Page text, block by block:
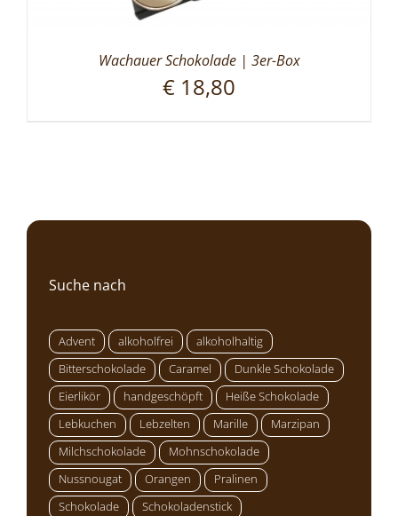
Wachauer Schokolade | 3er-Box
€ 18,80
Suche nach
Advent alkoholfrei
alkoholhaltig
Bitterschokolade
Caramel
Dunkle Schokolade
Eierlikör
handgeschöpft
Heiße Schokolade
Lebkuchen
Lebzelten Marille
Marzipan
Milchschokolade
Mohnschokolade
Nussnougat
Orangen
Pralinen
Schokolade
Schokoladenstick